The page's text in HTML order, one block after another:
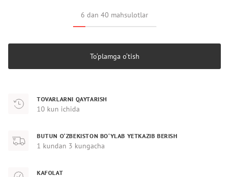
6 dan 40 mahsulotlar
To‘plamga o‘tish
TOVARLARNI QAYTARISH
10 kun ichida
BUTUN O‘ZBEKISTON BO‘YLAB YETKAZIB BERISH
1 kundan 3 kungacha
KAFOLAT